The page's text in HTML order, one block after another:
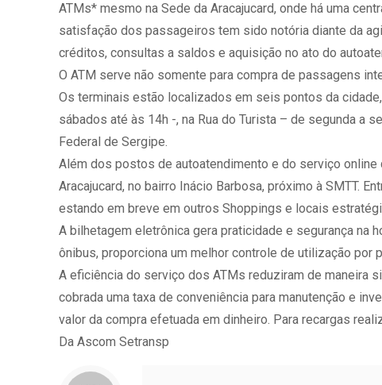
ATMs* mesmo na Sede da Aracajucard, onde há uma
satisfação dos passageiros tem sido notória diante da
créditos, consultas a saldos e aquisição no ato do
O ATM serve não somente para compra de passagens
Os terminais estão localizados em seis pontos da
sábados até ‪às 14h‬ -, na Rua do Turista – de segunda a
Federal de Sergipe.
Além dos postos de autoatendimento e do serviço
Aracajucard, no bairro Inácio Barbosa, próximo à SMTT.
estando em breve em outros Shoppings e locais
A bilhetagem eletrônica gera praticidade e segurança na
ônibus, proporciona um melhor controle de utilização
A eficiência do serviço dos ATMs reduziram de maneira
cobrada uma taxa de conveniência para manutenção e
valor da compra efetuada em dinheiro. Para recargas
Da Ascom Setransp